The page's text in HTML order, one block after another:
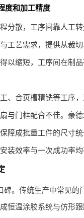
度和加工精度
分散，工序间靠人工
工艺需求，提供从裁
以缩短，工序间在制
、合页槽精铣等工序
与门框配合不佳。豪
障成批量工件的尺寸
装效率与一次成功率均
碑。传统生产中常见
恒温涂胶系统与仿形